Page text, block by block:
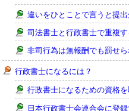
違いをひとことで言うと提
司法書士と行政書士で重複
非司行為は無報酬でも罰せ
行政書士になるには？
行政書士になるための資格
日本行政書士会連合会に登